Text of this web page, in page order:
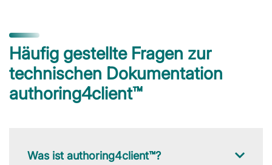
Häufig gestellte Fragen zur
technischen Dokumentation
authoring4client™
Was ist authoring4client™?